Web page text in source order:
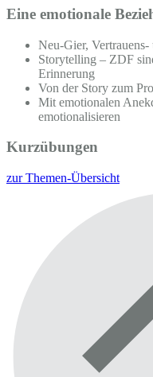
Eine emotionale
Neu-Gier,
Storytelling – ZDF
Erinnerung
Von der Story zum
Mit emotionalen
emotionalisieren
Kurzübungen
zur Themen-Übersicht